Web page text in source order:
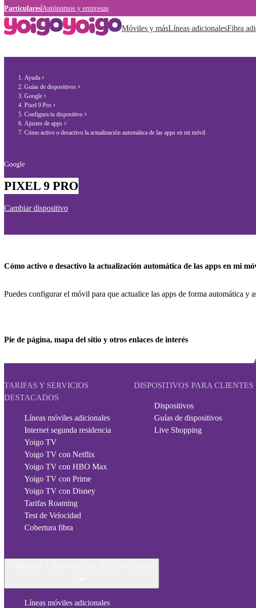
Particulares Autónomos y empresas
Móviles y másLíneas adicionalesFibra
Ayuda
Guías de dispositivos
Google
Pixel 9 Pro
Configura tu dispositivo
Ajustes de apps
Cómo activo o desactivo la actualización automática de las apps en mi móvil
Google
PIXEL 9 PRO
Cambiar dispositivo
Cómo activo o desactivo la actualización automática de las apps en mi
Puedes configurar el móvil para que actualice las apps de forma automática y
Pie de página, mapa del sitio y otros enlaces de interés
TARIFAS Y SERVICIOS
DESTACADOS
Líneas móviles adicionales
Internet segunda residencia
Yoigo TV
Yoigo TV con Netflix
Yoigo TV con HBO Max
Yoigo TV con Prime
Yoigo TV con Disney
Tarifas Roaming
Test de Velocidad
Cobertura fibra
DISPOSITIVOS PARA CLIENTES
Dispositivos
Guías de dispositivos
Live Shopping
Líneas móviles adicionales